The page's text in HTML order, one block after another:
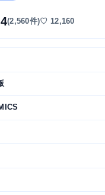
(2,560件)♡ 12,160